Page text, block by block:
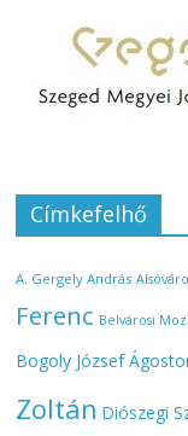
Címkefelhő
A. Gergely András
Ferenc Belvárosi Mozi
Bogoly József
Zoltán Diószegi